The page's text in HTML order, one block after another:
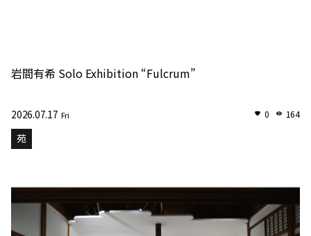
岩間有希 Solo Exhibition “Fulcrum”
2026.07.17 Fri 0 164
苑